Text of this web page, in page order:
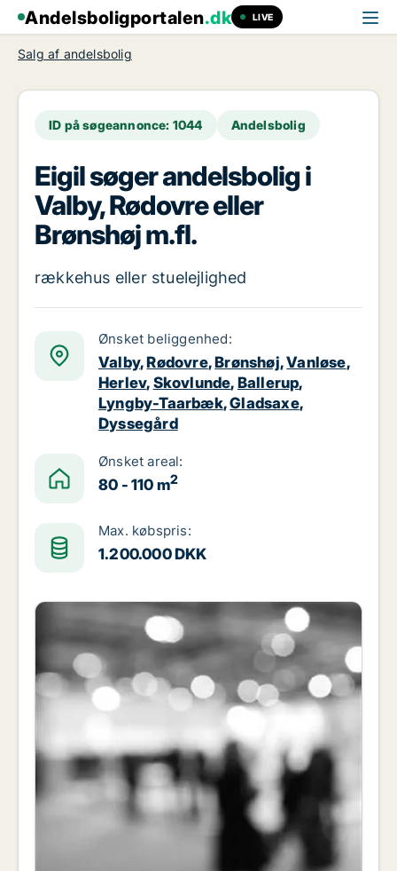
Andelsboligportalen.dk LIVE
Salg af andelsbolig
ID på søgeannonce: 1044 Andelsbolig
Eigil søger andelsbolig i
Valby, Rødovre eller
Brønshøj m.fl.
rækkehus eller stuelejlighed
Ønsket beliggenhed:
Valby,Rødovre,Brønshøj,Vanløse,
Herlev, Skovlunde, Ballerup,
Lyngby-Taarbæk,Gladsaxe,
Dyssegård
Ønsket areal:
80 - 110 m2
Max. købspris:
1.200.000 DKK